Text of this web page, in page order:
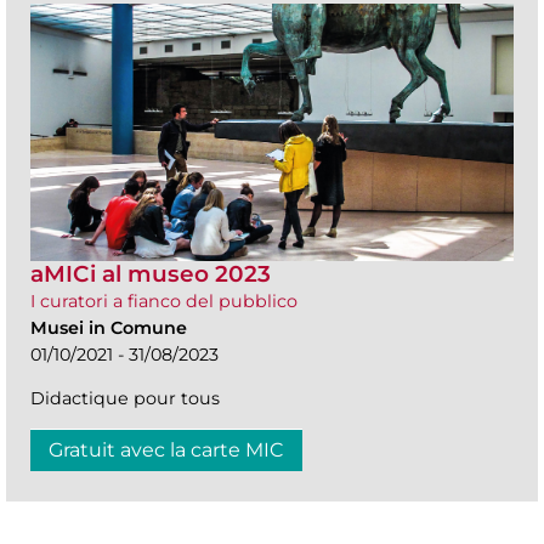
aMICi al museo 2023
I curatori a fianco del pubblico
Musei in Comune
01/10/2021 - 31/08/2023
Didactique pour tous
Gratuit avec la carte MIC